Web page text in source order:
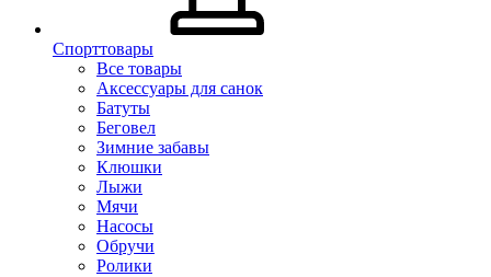
Спорттовары
Все товары
Аксессуары для санок
Батуты
Беговел
Зимние забавы
Клюшки
Лыжи
Мячи
Насосы
Обручи
Ролики